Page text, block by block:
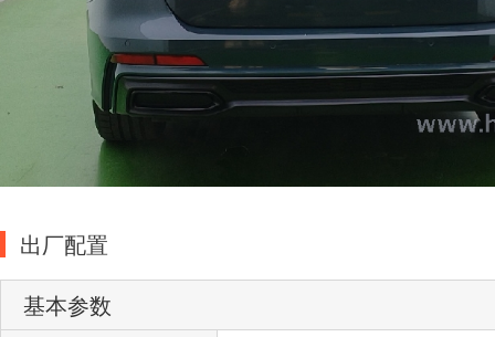
出厂配置
基本参数